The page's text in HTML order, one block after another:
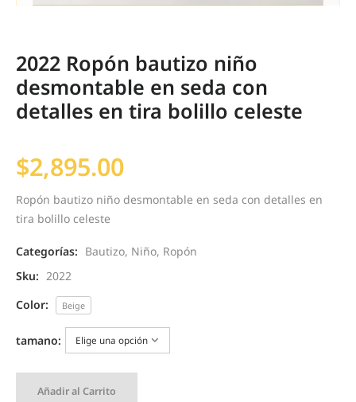
2022 Ropón bautizo niño
desmontable en seda con
detalles en tira bolillo celeste
$2,895.00
Ropón bautizo niño desmontable en seda con detalles en
tira bolillo celeste
Categorías: Bautizo, Niño, Ropón
Sku: 2022
Color:
Beige
tamano:
Añadir al Carrito